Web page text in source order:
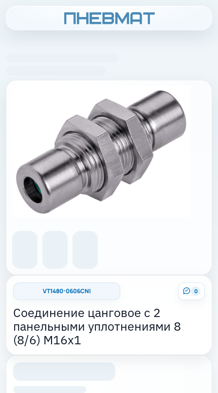
0
VT1480-0606CNI
Соединение цанговое с 2
панельными уплотнениями 8
(8/6) M16x1